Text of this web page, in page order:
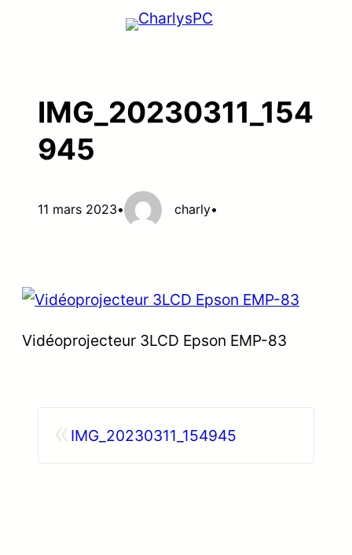
IMG_20230311_154
945
11 mars 2023• charly•
Vidéoprojecteur 3LCD Epson EMP-83
IMG_20230311_154945